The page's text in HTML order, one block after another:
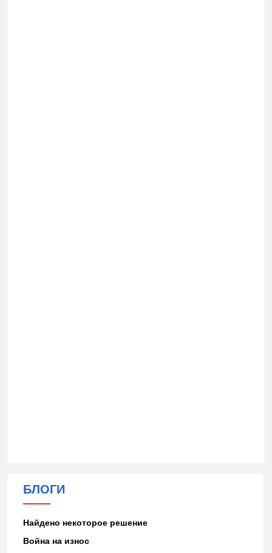
БЛОГИ
Найдено некоторое решение
Война на износ